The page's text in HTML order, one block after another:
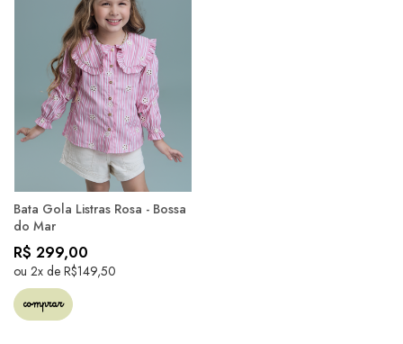
Bata Gola Listras Rosa - Bossa
do Mar
R$ 299,00
ou 2x de R$149,50
comprar